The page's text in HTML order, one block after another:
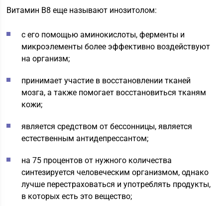
Витамин В8 еще называют инозитолом:
с его помощью аминокислоты, ферменты и
микроэлементы более эффективно воздействуют
на организм;
принимает участие в восстановлении тканей
мозга, а также помогает восстановиться тканям
кожи;
является средством от бессонницы, является
естественным антидепрессантом;
на 75 процентов от нужного количества
синтезируется человеческим организмом, однако
лучше перестраховаться и употреблять продукты,
в которых есть это вещество;